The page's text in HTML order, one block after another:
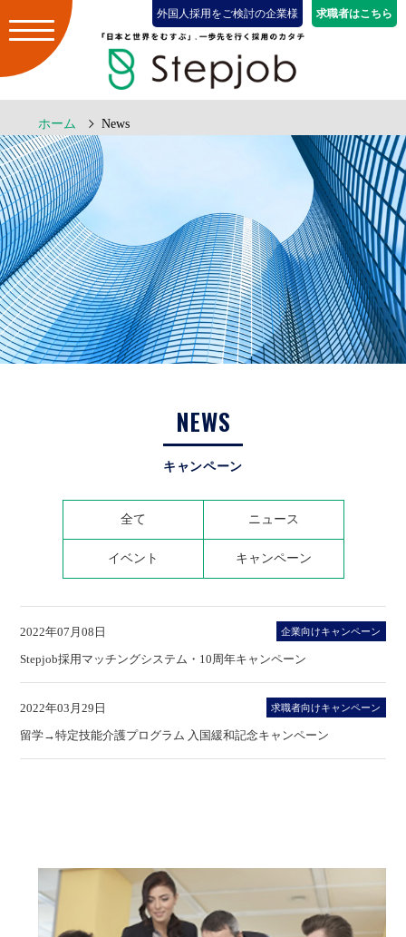
外国人採用をご検討の企業様 求職者はこちら
ホーム News
NEWS
キャンペーン
全て ニュース
イベント キャンペーン
2022年07月08日 企業向けキャンペーン
Stepjob採用マッチングシステム・10周年キャンペーン
2022年03月29日 求職者向けキャンペーン
留学→特定技能介護プログラム 入国緩和記念キャンペーン